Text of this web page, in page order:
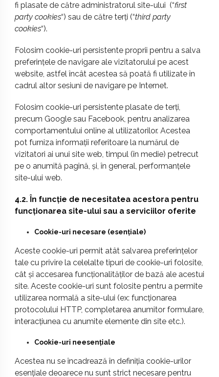
fi plasate de către administratorul site-ului (“first
party cookies“) sau de către terți (“third party
cookies“).
Folosim cookie-uri persistente proprii pentru a salva
preferințele de navigare ale vizitatorului pe acest
website, astfel încât acestea să poată fi utilizate în
cadrul altor sesiuni de navigare pe Internet.
Folosim cookie-uri persistente plasate de terți,
precum Google sau Facebook, pentru analizarea
comportamentului online al utilizatorilor. Acestea
pot furniza informații referitoare la numărul de
vizitatori ai unui site web, timpul (în medie) petrecut
pe o anumită pagină, și, în general, performanțele
site-ului web.
4.2. În funcție de necesitatea acestora pentru
funcționarea site-ului sau a serviciilor oferite
Cookie-uri necesare (esențiale)
Aceste cookie-uri permit atât salvarea preferințelor
tale cu privire la celelalte tipuri de cookie-uri folosite,
cât și accesarea funcționalităților de bază ale acestui
site. Aceste cookie-uri sunt folosite pentru a permite
utilizarea normală a site-ului (ex: funcționarea
protocolului HTTP, completarea anumitor formulare,
interacțiunea cu anumite elemente din site etc.).
Cookie-uri neesențiale
Acestea nu se încadrează în definiția cookie-urilor
esențiale deoarece nu sunt strict necesare pentru